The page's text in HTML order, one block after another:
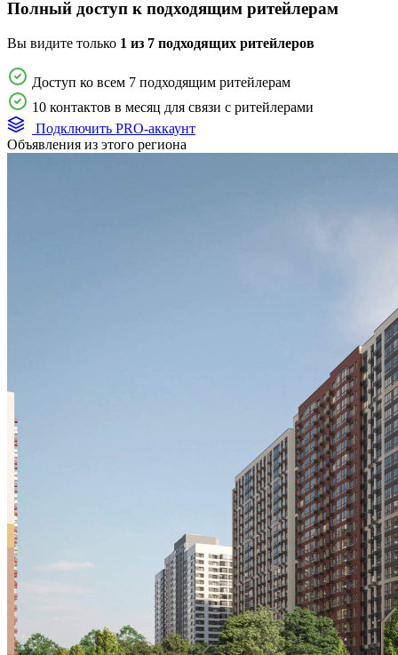
Полный доступ к подходящим ритейлерам
Вы видите только 1 из 7 подходящих ритейлеров
Доступ ко всем 7 подходящим ритейлерам
10 контактов в месяц для связи с ритейлерами
Подключить PRO-аккаунт
Объявления из этого региона